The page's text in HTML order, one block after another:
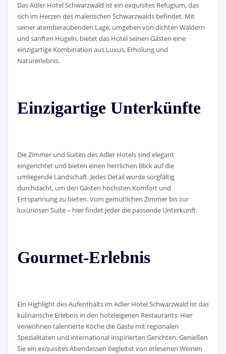
Das Adler Hotel Schwarzwald ist ein exquisites Refugium, das
sich im Herzen des malerischen Schwarzwalds befindet. Mit
seiner atemberaubenden Lage, umgeben von dichten Wäldern
und sanften Hügeln, bietet das Hotel seinen Gästen eine
einzigartige Kombination aus Luxus, Erholung und
Naturerlebnis.
Einzigartige Unterkünfte
Die Zimmer und Suiten des Adler Hotels sind elegant
eingerichtet und bieten einen herrlichen Blick auf die
umliegende Landschaft. Jedes Detail wurde sorgfältig
durchdacht, um den Gästen höchsten Komfort und
Entspannung zu bieten. Vom gemütlichen Zimmer bis zur
luxuriösen Suite – hier findet jeder die passende Unterkunft.
Gourmet-Erlebnis
Ein Highlight des Aufenthalts im Adler Hotel Schwarzwald ist das
kulinarische Erlebnis in den hoteleigenen Restaurants. Hier
verwöhnen talentierte Köche die Gäste mit regionalen
Spezialitäten und international inspirierten Gerichten. Genießen
Sie ein exquisites Abendessen begleitet von erlesenen Weinen